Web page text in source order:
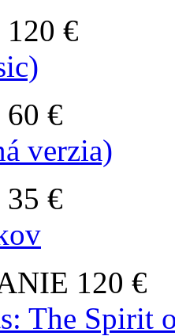
120 €
60 €
verzia)
35 €
120 €
The Spirit